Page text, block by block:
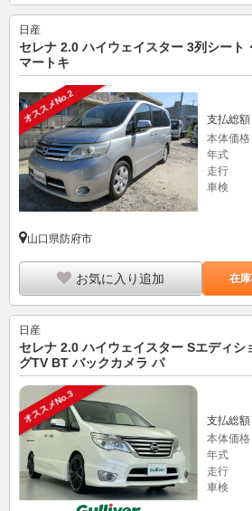
日産
セレナ 2.0 ハイウェイスター 3列シート
マートキ
オススメNo.2 支払総額
本体価格
年式
走行
車検
山口県防府市
お気に入り追加 在
日産
セレナ 2.0 ハイウェイスター Sエディシ
グTV BT バックカメラ パ
オススメNo.3 支払総額
本体価格
年式
走行
車検